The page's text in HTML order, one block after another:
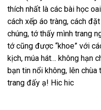
thích nhất là các bài học
cách xếp áo tràng, cách
chúng, tớ thấy mình trang
tớ cũng được “khoe” với
kịch, múa hát… không hạn
bạn tin nổi không, lên
trang đấy ạ! Hic hic